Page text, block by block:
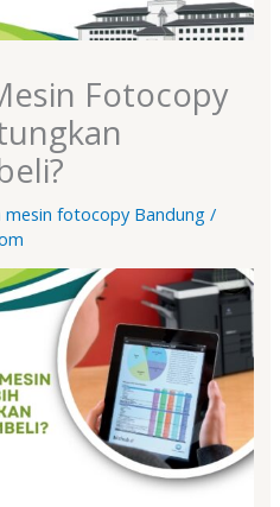
Fotocopy
mesin fotocopy Bandung /